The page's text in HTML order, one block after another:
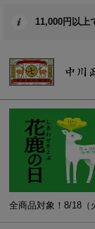
11,000円以上
全商品対象！8/18（